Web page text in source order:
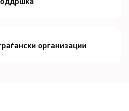
од седниците на
организации